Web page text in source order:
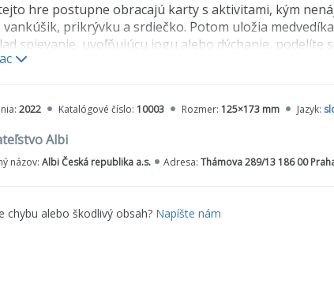
hre postupne obracajú karty s aktivitami, kým
vankúšik, prikrývku a srdiečko. Potom uložia
spievanie, uvoľňujúcu jogu alebo dýchanie, podelíte
necháte aj poštekliť.
úlohami a aktivitami a prehľadovej karty s jogovými
15+
2
2022 Katalógové číslo: 10003 Rozmer: 125×173 mm Jazyk:
Albi
názov: Albi Česká republika a.s. Adresa: Thámova 289/13 186 00
chybu alebo škodlivý obsah? Napíšte nám